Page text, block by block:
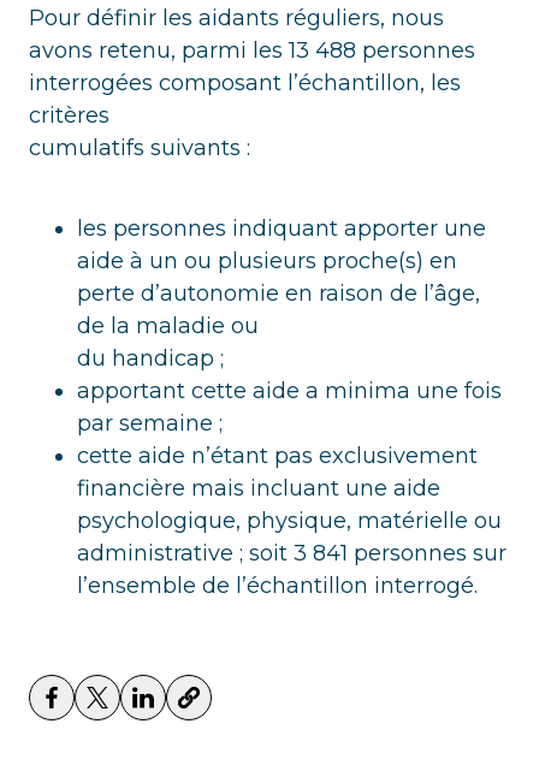
Pour définir les aidants réguliers, nous
avons retenu, parmi les 13 488 personnes
interrogées composant l’échantillon, les
critères
cumulatifs suivants :
les personnes indiquant apporter une
aide à un ou plusieurs proche(s) en
perte d’autonomie en raison de l’âge,
de la maladie ou
du handicap ;
apportant cette aide a minima une fois
par semaine ;
cette aide n’étant pas exclusivement
financière mais incluant une aide
psychologique, physique, matérielle ou
administrative ; soit 3 841 personnes sur
l’ensemble de l’échantillon interrogé.